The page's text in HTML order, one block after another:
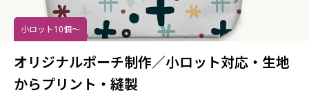
小ロット10個～
オリジナルポーチ制作／小ロット対応・生地
からプリント・縫製